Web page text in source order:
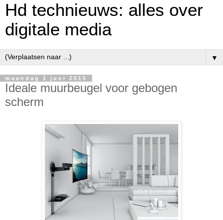
Hd technieuws: alles over
digitale media
▼
maandag 1 juni 2015
Ideale muurbeugel voor gebogen
scherm